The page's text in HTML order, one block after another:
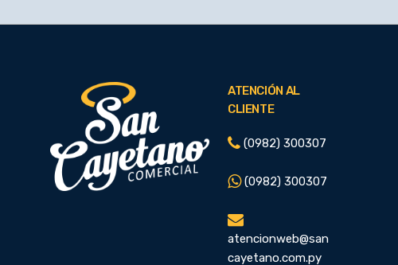
ATENCIÓN AL
CLIENTE
(0982) 300307
(0982) 300307
atencionweb@san
cayetano.com.py